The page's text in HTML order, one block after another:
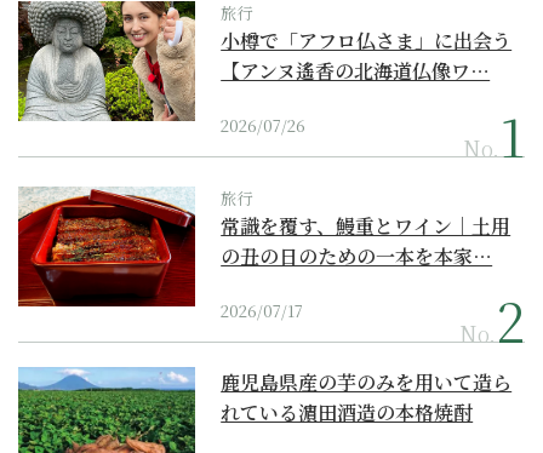
旅行
小樽で「アフロ仏さま」に出会う
【アンヌ遙香の北海道仏像ワ…
2026/07/26
No.
旅行
常識を覆す、鰻重とワイン｜土用
の丑の日のための一本を本家…
2026/07/17
No.
鹿児島県産の芋のみを用いて造ら
れている濵田酒造の本格焼酎